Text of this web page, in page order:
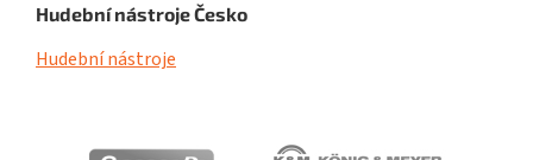
Hudební nástroje Česko
Hudební nástroje